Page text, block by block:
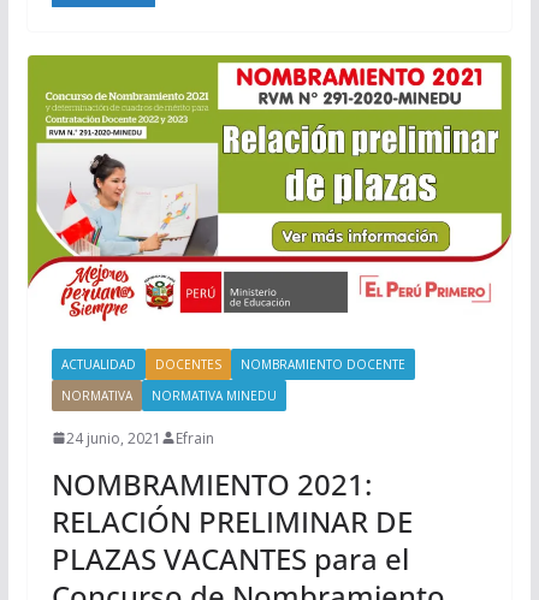
ACTUALIDAD DOCENTES
NOMBRAMIENTO DOCENTE
NORMATIVA
NORMATIVA MINEDU
24 junio, 2021 Efrain
NOMBRAMIENTO 2021:
RELACIÓN PRELIMINAR DE
PLAZAS VACANTES para el